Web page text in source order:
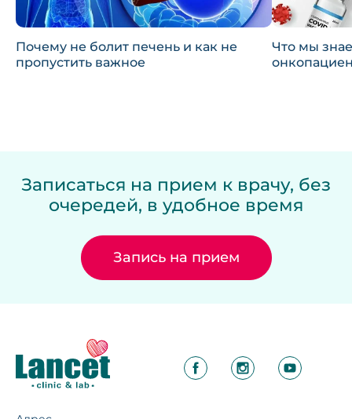
Почему не болит печень и как не
пропустить важное
Что мы
Записаться на прием к врачу, без
очередей, в удобное время
Запись на прием